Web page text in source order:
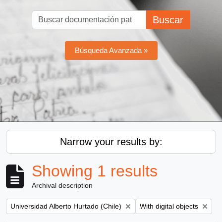
Buscar
Búsqueda Avanzada »
Narrow your results by:
Showing 1 results
Archival description
Remove filter:
Universidad Alberto Hurtado (Chile) Remove filter:
With digital objects